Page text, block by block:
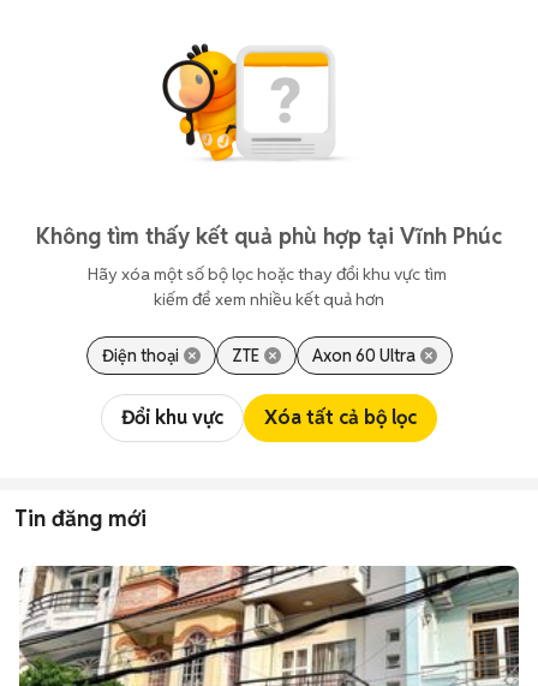
Không tìm thấy kết quả phù hợp tại Vĩnh Phúc
Hãy xóa một số bộ lọc hoặc thay đổi khu vực tìm
kiếm để xem nhiều kết quả hơn
Điện thoại ZTE Axon 60 Ultra
Đổi khu vực Xóa tất cả bộ lọc
Tin đăng mới